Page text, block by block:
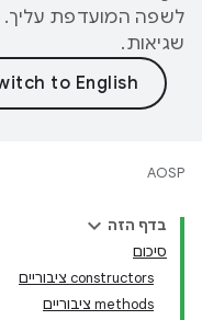
לשפה המועדפת עליך.
שגיאות.
AOSP
בדף הזה
סיכום
‫constructors ציבוריים
‫methods ציבוריים